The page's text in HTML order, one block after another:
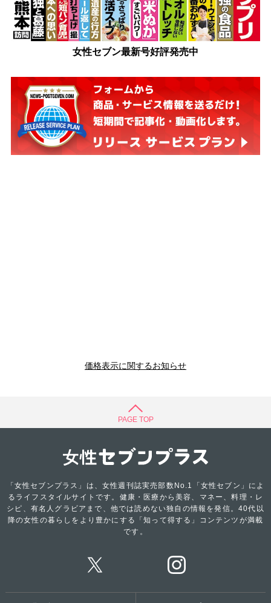
女性セブン最新号好評発売中
価格表示に関するお知らせ
PAGE TOP
「女性セブンプラス」は、女性週刊誌実売部数No.1「女性セブン」によ
るライフスタイルサイトです。健康・医療から美容、マネー、料理・レ
シピ、有名人グラビアまで、他では読めない独自の情報を発信。40代以
降の女性の暮らしをより豊かにする「知って得する」コンテンツが満載
です。